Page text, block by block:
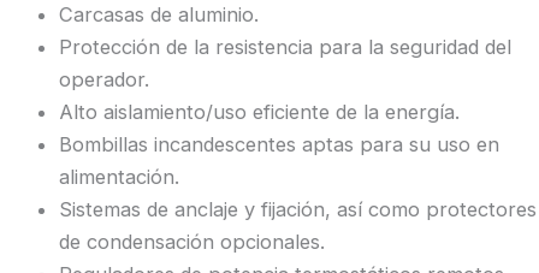
Carcasas de aluminio.
Protección de la resistencia para la seguridad del
operador.
Alto aislamiento/uso eficiente de la energía.
Bombillas incandescentes aptas para su uso en
alimentación.
Sistemas de anclaje y fijación, así como protectores
de condensación opcionales.